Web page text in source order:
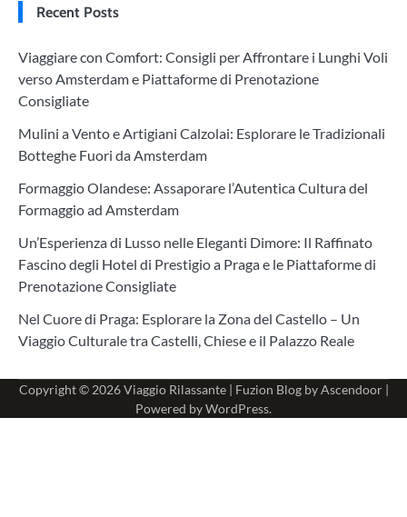
Recent Posts
Viaggiare con Comfort: Consigli per Affrontare i Lunghi Voli
verso Amsterdam e Piattaforme di Prenotazione
Consigliate
Mulini a Vento e Artigiani Calzolai: Esplorare le Tradizionali
Botteghe Fuori da Amsterdam
Formaggio Olandese: Assaporare l’Autentica Cultura del
Formaggio ad Amsterdam
Un’Esperienza di Lusso nelle Eleganti Dimore: Il Raffinato
Fascino degli Hotel di Prestigio a Praga e le Piattaforme di
Prenotazione Consigliate
Nel Cuore di Praga: Esplorare la Zona del Castello – Un
Viaggio Culturale tra Castelli, Chiese e il Palazzo Reale
Copyright © 2026Viaggio Rilassante| Fuzion Blog byAscendoor|
Powered byWordPress.